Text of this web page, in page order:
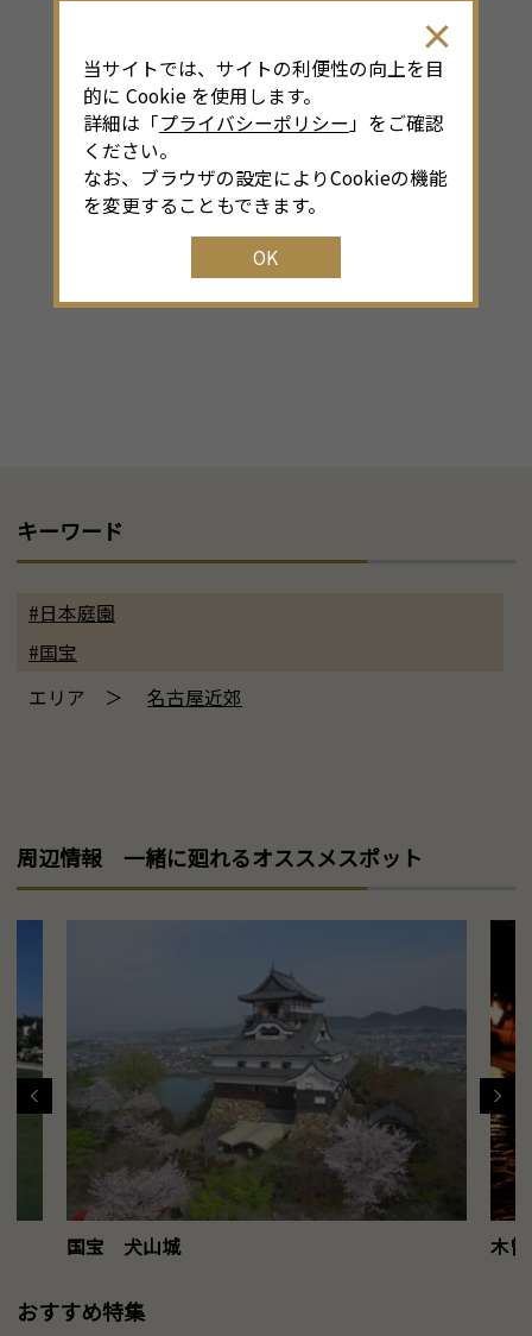
キーワード
#日本庭園
#国宝
エリア ＞ 名古屋近郊
周辺情報 一緒に廻れるオススメスポット
国宝 犬山城 木
おすすめ特集
当サイトでは、サイトの利便性の向上を目
的に Cookie を使用します。
詳細は「プライバシーポリシー 」をご確認
ください。
なお、ブラウザの設定によりCookieの機能
を変更することもできます。
OK